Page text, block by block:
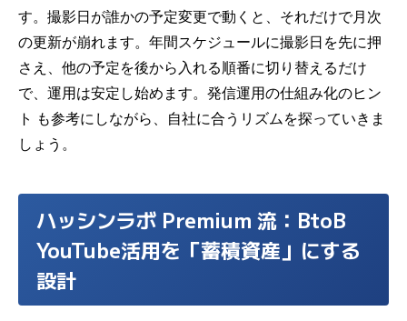
す。撮影日が誰かの予定変更で動くと、それだけで月次
の更新が崩れます。年間スケジュールに撮影日を先に押
さえ、他の予定を後から入れる順番に切り替えるだけ
で、運用は安定し始めます。発信運用の仕組み化のヒン
ト も参考にしながら、自社に合うリズムを探っていきま
しょう。
ハッシンラボ Premium 流：BtoB
YouTube活用を「蓄積資産」にする
設計